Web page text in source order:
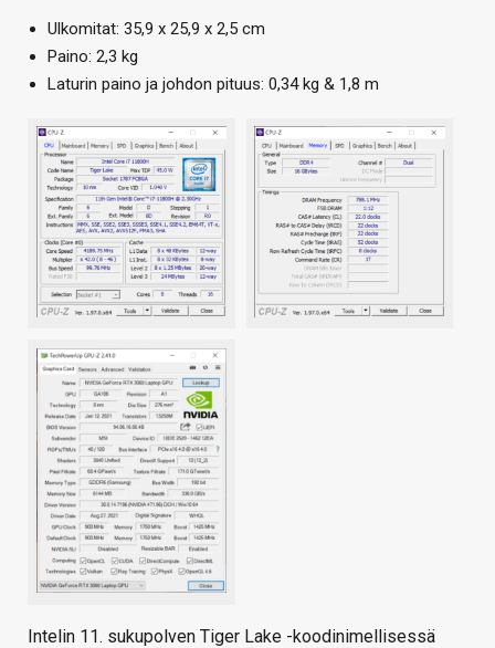
Ulkomitat: 35,9 x 25,9 x 2,5 cm
Paino: 2,3 kg
Laturin paino ja johdon pituus: 0,34 kg & 1,8 m
Intelin 11. sukupolven Tiger Lake -koodinimellisessä